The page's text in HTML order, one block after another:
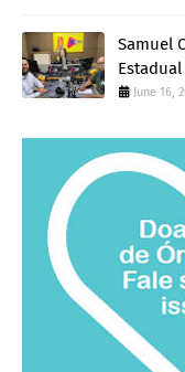
Samuel
June 16,